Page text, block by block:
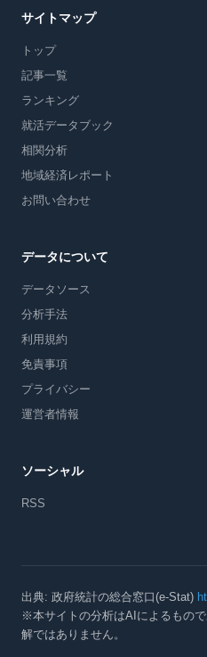
サイトマップ
トップ
記事一覧
ランキング
就活データブック
相関分析
地域経済レポート
お問い合わせ
データについて
データソース
分析手法
利用規約
免責事項
プライバシー
運営者情報
ソーシャル
RSS
出典: 政府統計の総合窓口(e-Stat)
※本サイトの分析はAIによるもの
解ではありません。